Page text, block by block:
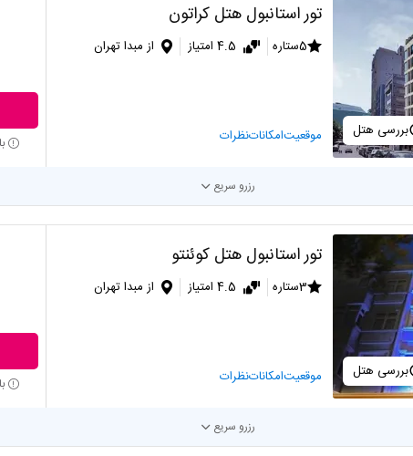
بررسی هتل
تور استانبول هتل کراتون
5ستاره 4.5 امتیاز از مبدا تهران
موقعیتامکاناتنظرات
رزرو سریع
بررسی هتل
تور استانبول هتل کوئنتو
3ستاره 4.5 امتیاز از مبدا تهران
موقعیتامکاناتنظرات
رزرو سریع